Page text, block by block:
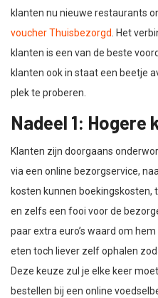
klanten nu nieuwe restaurants
voucher Thuisbezorgd. Het
klanten is een van de beste
klanten ook in staat een beetje
plek te proberen.
Nadeel 1: Hogere
Klanten zijn doorgaans
via een online bezorgservice,
kosten kunnen boekingskosten,
en zelfs een fooi voor de
paar extra euro’s waard om
eten toch liever zelf ophalen
Deze keuze zul je elke keer
bestellen bij een online